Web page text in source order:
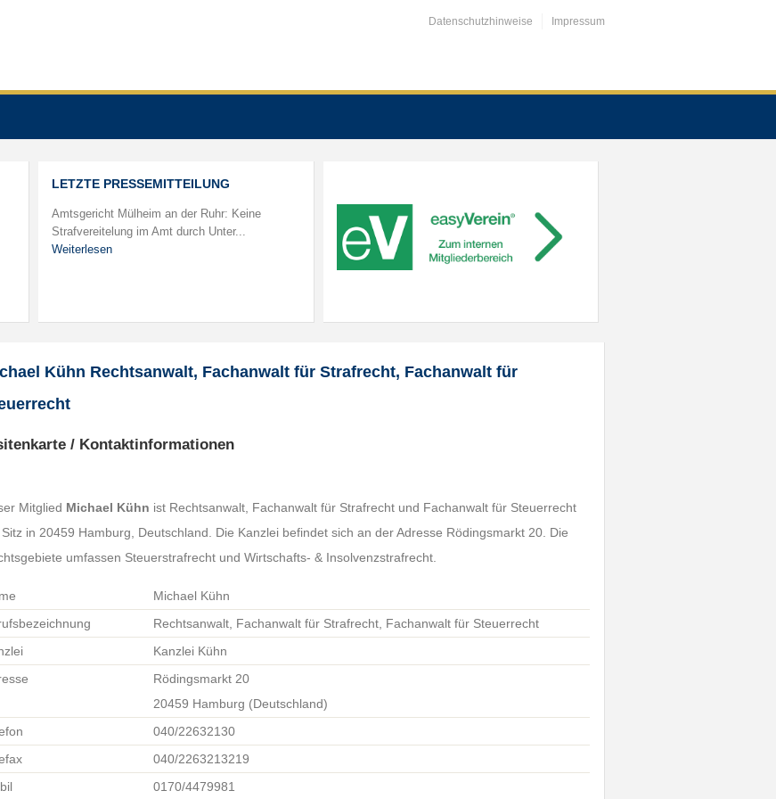
Datenschutzhinweise Impressum
LETZTE PRESSEMITTEILUNG
Amtsgericht Mülheim an der Ruhr: Keine
Strafvereitelung im Amt durch Unter...
Weiterlesen
Kühn Rechtsanwalt, Fachanwalt für Strafrecht, Fachanwalt für
/ Kontaktinformationen
Mitglied Michael Kühn ist Rechtsanwalt, Fachanwalt für Strafrecht und Fachanwalt für Steuerrecht
Sitz in 20459 Hamburg, Deutschland. Die Kanzlei befindet sich an der Adresse Rödingsmarkt 20. Die
umfassen Steuerstrafrecht und Wirtschafts- & Insolvenzstrafrecht.
Michael Kühn
Rechtsanwalt, Fachanwalt für Strafrecht, Fachanwalt für Steuerrecht
Kanzlei Kühn
Rödingsmarkt 20
20459 Hamburg (Deutschland)
040/22632130
040/2263213219
0170/4479981